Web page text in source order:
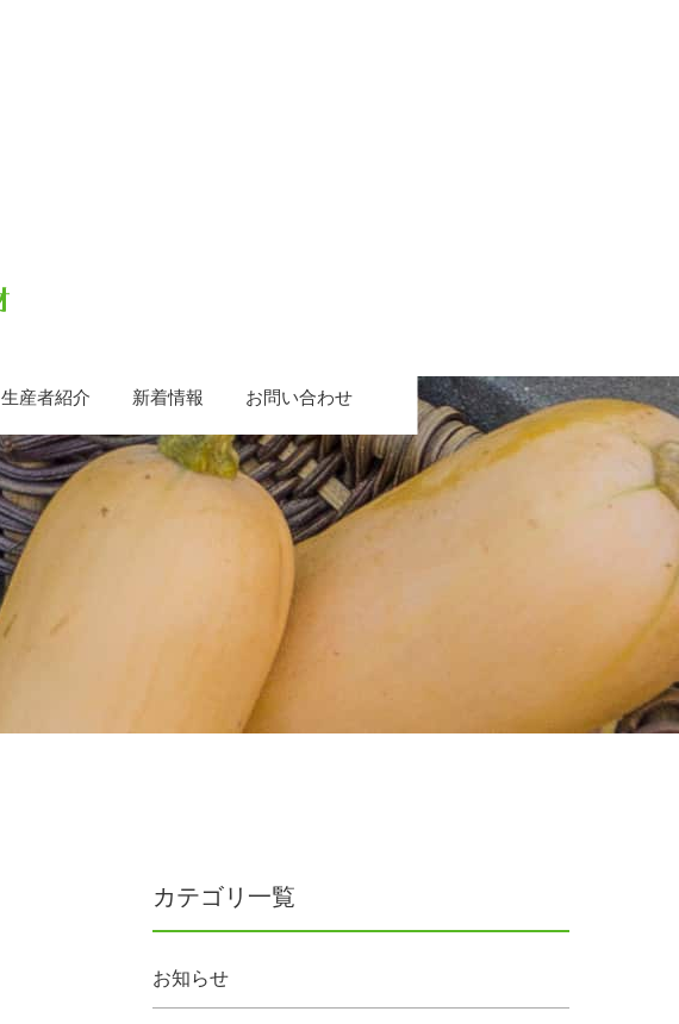
生産者紹介 新着情報 お問い合わせ
カテゴリ一覧
お知らせ